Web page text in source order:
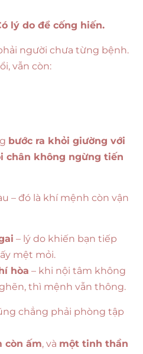
lý do để cống hiến.
người chưa từng bệnh.
vẫn còn:
bước ra khỏi giường với
chân không ngừng tiến
– đó là khí mệnh còn vận
– lý do khiến bạn tiếp
mệt mỏi.
hòa – khi nội tâm không
thì mệnh vẫn thông.
chẳng phải phòng tập
còn ấm, và một tinh thần